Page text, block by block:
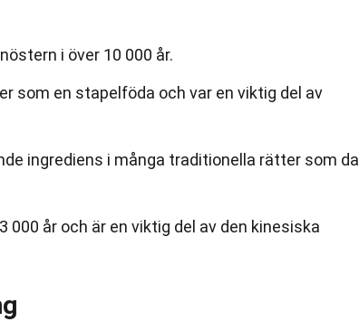
i över 10 000 år.
som en stapelföda och var en viktig del av
ingrediens i många traditionella rätter som dal
000 år och är en viktig del av den kinesiska